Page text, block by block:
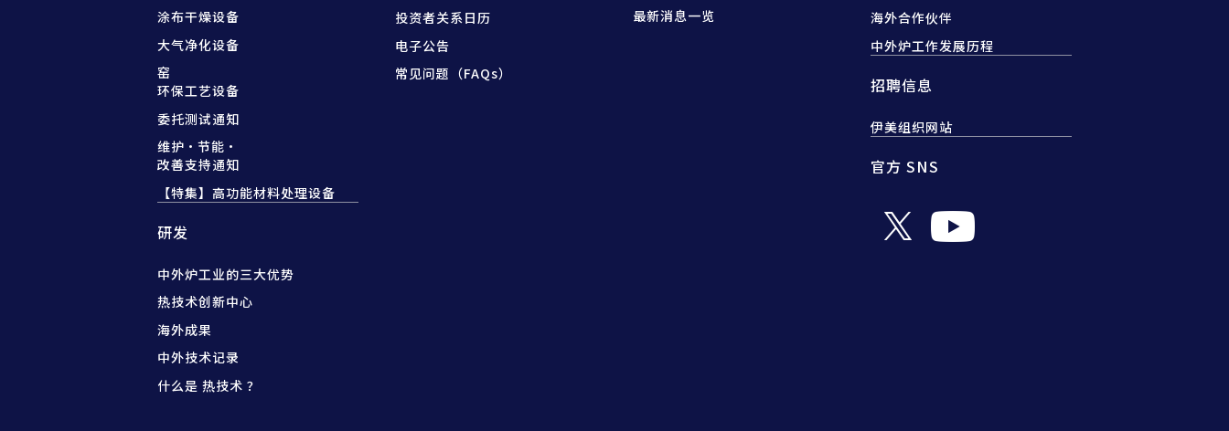
涂布干燥设备
大气净化设备
窑
环保工艺设备
委托测试通知
维护·节能·
改善支持通知
【特集】高功能材料处理设备
研发
中外炉工业的三大优势
热技术创新中心
海外成果
中外技术记录
什么是 热技术 ？
投资者关系日历
电子公告
常见问题（FAQs）
最新消息一览
海外合作伙伴
中外炉工作发展历程
招聘信息
伊美组织网站
官方 SNS